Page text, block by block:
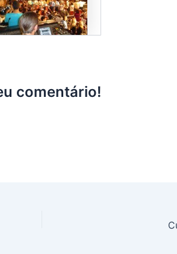
comentário!